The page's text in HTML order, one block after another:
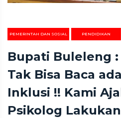
PEMERINTAH DAN SOSIAL PENDIDIKAN
Bupati Buleleng :
Tak Bisa Baca
Inklusi !! Kami
Psikolog Lakukan